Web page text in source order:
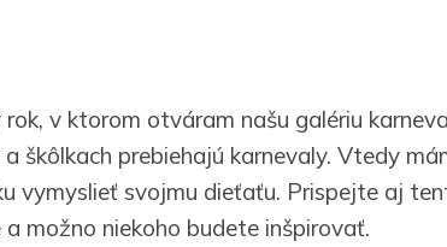
v ktorom otváram našu galériu
a škôlkach prebiehajú karnevaly. Vtedy
vymyslieť svojmu dieťaťu. Prispejte aj
možno niekoho budete inšpirovať.